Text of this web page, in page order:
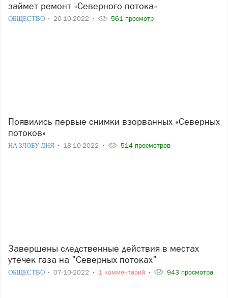
займет ремонт «Северного потока»
ОБЩЕСТВО 20-10-2022 561 просмотр
Появились первые снимки взорванных «Северных
потоков»
НА ЗЛОБУ ДНЯ 18-10-2022 514 просмотров
Завершены следственные действия в местах
утечек газа на "Северных потоках"
ОБЩЕСТВО 07-10-2022 1 комментарий 943 просмотра